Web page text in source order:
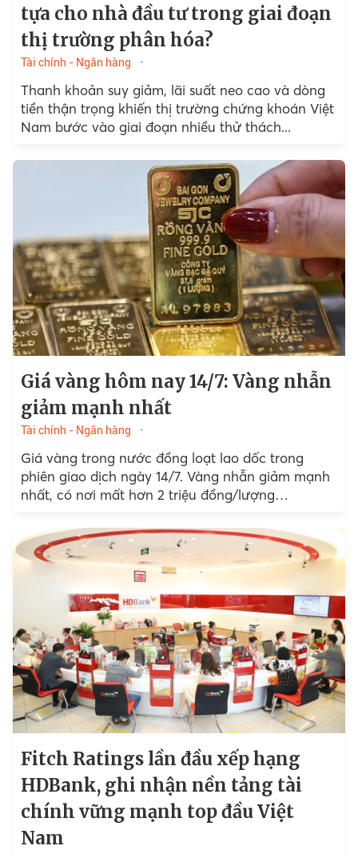
tựa cho nhà đầu tư trong giai đoạn
thị trường phân hóa?
Tài chính - Ngân hàng
Thanh khoản suy giảm, lãi suất neo cao và dòng
tiền thận trọng khiến thị trường chứng khoán Việt
Nam bước vào giai đoạn nhiều thử thách...
Giá vàng hôm nay 14/7: Vàng nhẫn
giảm mạnh nhất
Tài chính - Ngân hàng
Giá vàng trong nước đồng loạt lao dốc trong
phiên giao dịch ngày 14/7. Vàng nhẫn giảm mạnh
nhất, có nơi mất hơn 2 triệu đồng/lượng…
Fitch Ratings lần đầu xếp hạng
HDBank, ghi nhận nền tảng tài
chính vững mạnh top đầu Việt
Nam